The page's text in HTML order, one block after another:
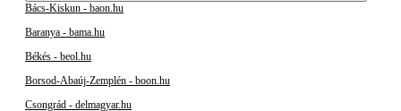
Bács-Kiskun - baon.hu
Baranya - bama.hu
Békés - beol.hu
Borsod-Abaúj-Zemplén - boon.hu
Csongrád - delmagyar.hu